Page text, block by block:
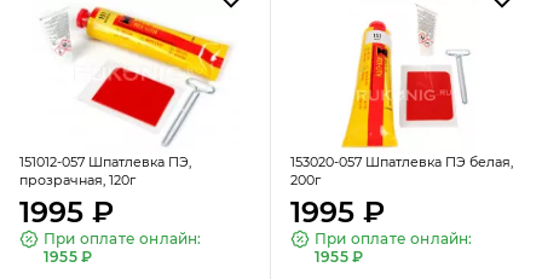
151012-057 Шпатлевка ПЭ,
прозрачная, 120г
1995 ₽
При оплате онлайн:
1955 ₽
153020-057 Шпатлевка ПЭ белая,
200г
1995 ₽
При оплате онлайн:
1955 ₽